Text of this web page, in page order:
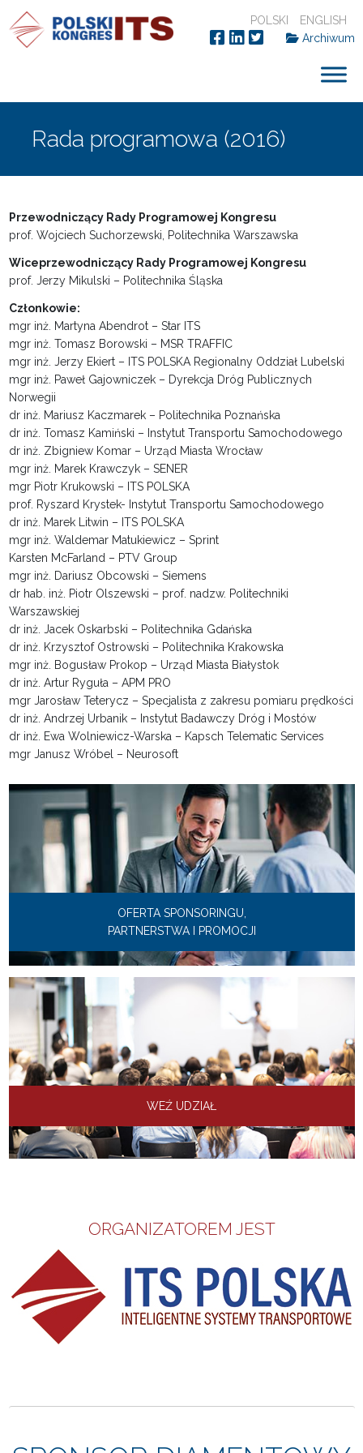
POLSKI
ENGLISH
Archiwum
Rada programowa (2016)
Przewodniczący Rady Programowej Kongresu
prof. Wojciech Suchorzewski, Politechnika Warszawska
Wiceprzewodniczący Rady Programowej Kongresu
prof. Jerzy Mikulski – Politechnika Śląska
Członkowie:
mgr inż. Martyna Abendrot – Star ITS
mgr inż. Tomasz Borowski – MSR TRAFFIC
mgr inż. Jerzy Ekiert – ITS POLSKA Regionalny Oddział Lubelski
mgr inż. Paweł Gajowniczek – Dyrekcja Dróg Publicznych
Norwegii
dr inż. Mariusz Kaczmarek – Politechnika Poznańska
dr inż. Tomasz Kamiński – Instytut Transportu Samochodowego
dr inż. Zbigniew Komar – Urząd Miasta Wrocław
mgr inż. Marek Krawczyk – SENER
mgr Piotr Krukowski – ITS POLSKA
prof. Ryszard Krystek- Instytut Transportu Samochodowego
dr inż. Marek Litwin – ITS POLSKA
mgr inż. Waldemar Matukiewicz – Sprint
Karsten McFarland – PTV Group
mgr inż. Dariusz Obcowski – Siemens
dr hab. inż. Piotr Olszewski – prof. nadzw. Politechniki
Warszawskiej
dr inż. Jacek Oskarbski – Politechnika Gdańska
dr inż. Krzysztof Ostrowski – Politechnika Krakowska
mgr inż. Bogusław Prokop – Urząd Miasta Białystok
dr inż. Artur Ryguła – APM PRO
mgr Jarosław Teterycz – Specjalista z zakresu pomiaru prędkości
dr inż. Andrzej Urbanik – Instytut Badawczy Dróg i Mostów
dr inż. Ewa Wolniewicz-Warska – Kapsch Telematic Services
mgr Janusz Wróbel – Neurosoft
OFERTA SPONSORINGU,
PARTNERSTWA I PROMOCJI
WEŹ UDZIAŁ
ORGANIZATOREM JEST